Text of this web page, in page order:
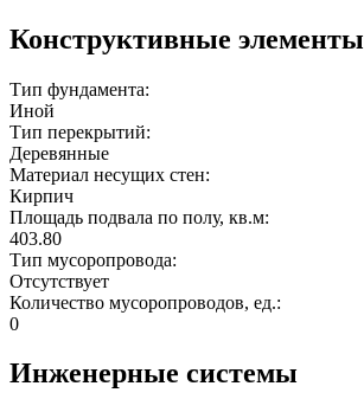
Конструктивные элементы
Тип фундамента:
Иной
Тип перекрытий:
Деревянные
Материал несущих стен:
Кирпич
Площадь подвала по полу, кв.м:
403.80
Тип мусоропровода:
Отсутствует
Количество мусоропроводов, ед.:
0
Инженерные системы